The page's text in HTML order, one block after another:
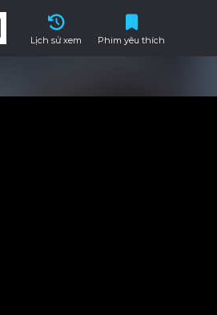
Lịch sử xem
Phim yêu thích